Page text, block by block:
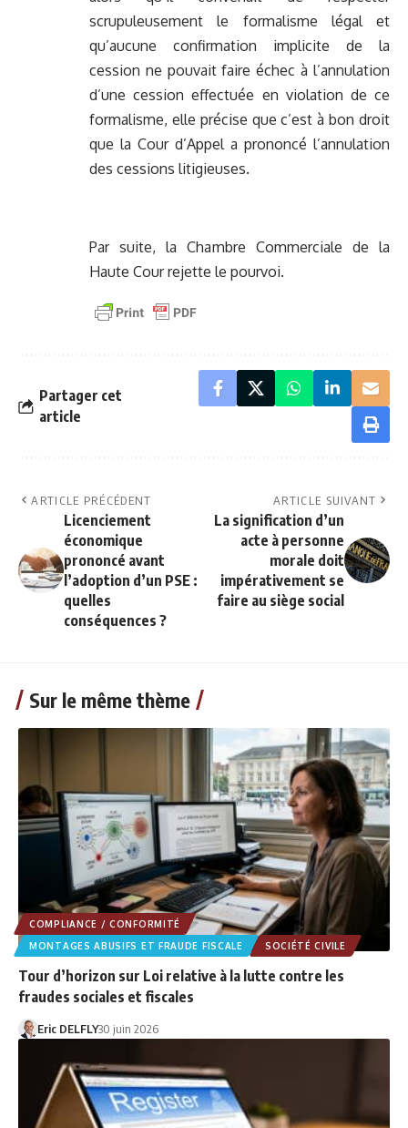
scrupuleusement le formalisme légal et
qu’aucune confirmation implicite de la
cession ne pouvait faire échec à l’annulation
d’une cession effectuée en violation de ce
formalisme, elle précise que c’est à bon droit
que la Cour d’Appel a prononcé l’annulation
des cessions litigieuses.
Par suite, la Chambre Commerciale de la
Haute Cour rejette le pourvoi.
Partager cet
article
ARTICLE PRÉCÉDENT
Licenciement
économique
prononcé avant
l’adoption d’un PSE :
quelles
conséquences ?
ARTICLE SUIVANT
La signification d’un
acte à personne
morale doit
impérativement se
faire au siège social
Sur le même thème
COMPLIANCE / CONFORMITÉ
MONTAGES ABUSIFS ET FRAUDE FISCALE
SOCIÉTÉ CIVILE
Tour d’horizon sur Loi relative à la lutte contre les
fraudes sociales et fiscales
Eric DELFLY30 juin 2026